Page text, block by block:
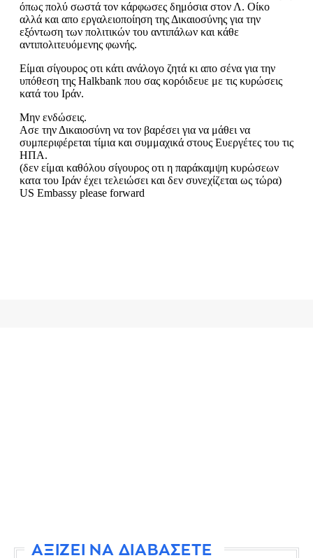
ΑΞΙΖΕΙ ΝΑ ΔΙΑΒΑΣΕΤΕ